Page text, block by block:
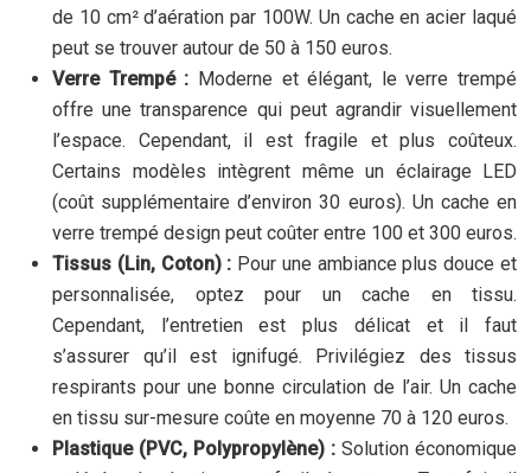
de 10 cm² d’aération par 100W. Un cache en acier laqué
peut se trouver autour de 50 à 150 euros.
Verre Trempé : Moderne et élégant, le verre trempé
offre une transparence qui peut agrandir visuellement
l’espace. Cependant, il est fragile et plus coûteux.
Certains modèles intègrent même un éclairage LED
(coût supplémentaire d’environ 30 euros). Un cache en
verre trempé design peut coûter entre 100 et 300 euros.
Tissus (Lin, Coton) : Pour une ambiance plus douce et
personnalisée, optez pour un cache en tissu.
Cependant, l’entretien est plus délicat et il faut
s’assurer qu’il est ignifugé. Privilégiez des tissus
respirants pour une bonne circulation de l’air. Un cache
en tissu sur-mesure coûte en moyenne 70 à 120 euros.
Plastique (PVC, Polypropylène) : Solution économique